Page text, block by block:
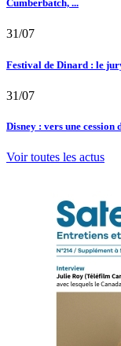
Cumberbatch, ...
31/07
Festival de Dinard : le
31/07
Disney : vers une cession
Voir toutes les actus